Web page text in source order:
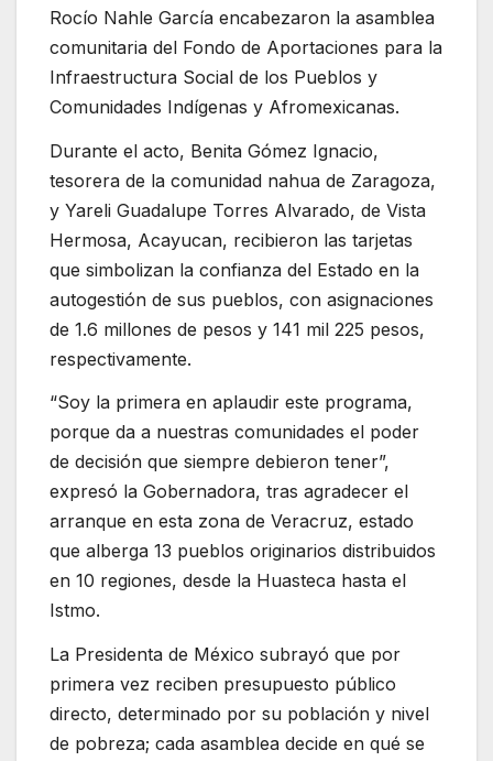
Rocío Nahle García encabezaron la asamblea
comunitaria del Fondo de Aportaciones para la
Infraestructura Social de los Pueblos y
Comunidades Indígenas y Afromexicanas.
Durante el acto, Benita Gómez Ignacio,
tesorera de la comunidad nahua de Zaragoza,
y Yareli Guadalupe Torres Alvarado, de Vista
Hermosa, Acayucan, recibieron las tarjetas
que simbolizan la confianza del Estado en la
autogestión de sus pueblos, con asignaciones
de 1.6 millones de pesos y 141 mil 225 pesos,
respectivamente.
“Soy la primera en aplaudir este programa,
porque da a nuestras comunidades el poder
de decisión que siempre debieron tener”,
expresó la Gobernadora, tras agradecer el
arranque en esta zona de Veracruz, estado
que alberga 13 pueblos originarios distribuidos
en 10 regiones, desde la Huasteca hasta el
Istmo.
La Presidenta de México subrayó que por
primera vez reciben presupuesto público
directo, determinado por su población y nivel
de pobreza; cada asamblea decide en qué se